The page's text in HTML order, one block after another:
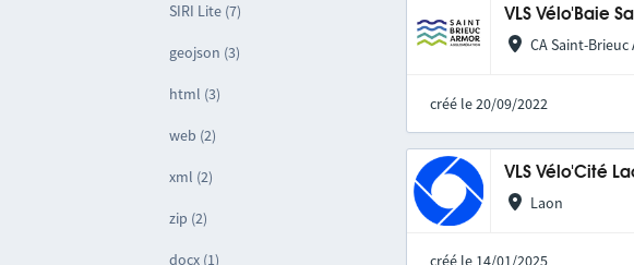
SIRI Lite (7)
geojson (3)
html (3)
web (2)
xml (2)
zip (2)
docx (1)
VLS Vélo'Baie
CA Saint-
créé le 20/09/2022
VLS Vélo'Cité
Laon
créé le 14/01/2025